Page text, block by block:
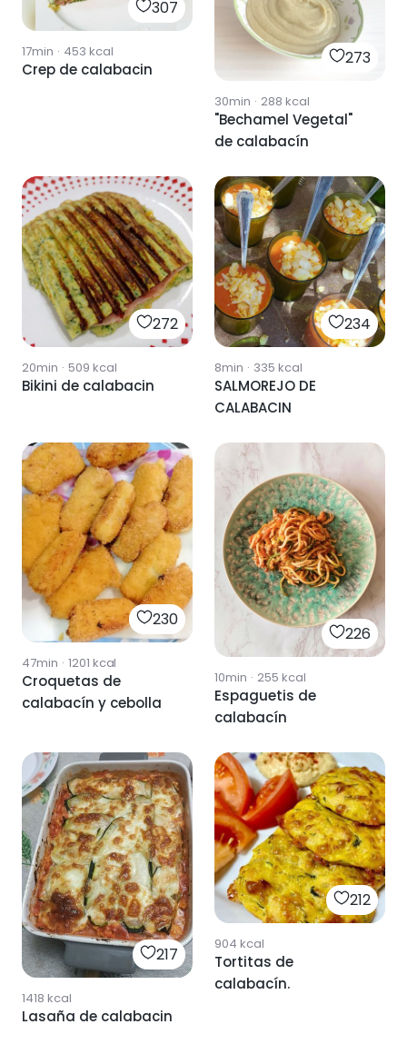
307
17min · 453 kcal
Crep de calabacin
273
30min · 288 kcal
"Bechamel Vegetal"
de calabacín
272
20min · 509 kcal
Bikini de calabacin
234
8min · 335 kcal
SALMOREJO DE
CALABACIN
230
47min · 1201 kcal
Croquetas de
calabacín y cebolla
226
10min · 255 kcal
Espaguetis de
calabacín
217
1418 kcal
Lasaña de calabacin
212
904 kcal
Tortitas de
calabacín.